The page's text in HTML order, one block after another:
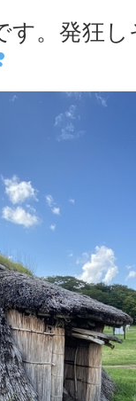
す。発狂